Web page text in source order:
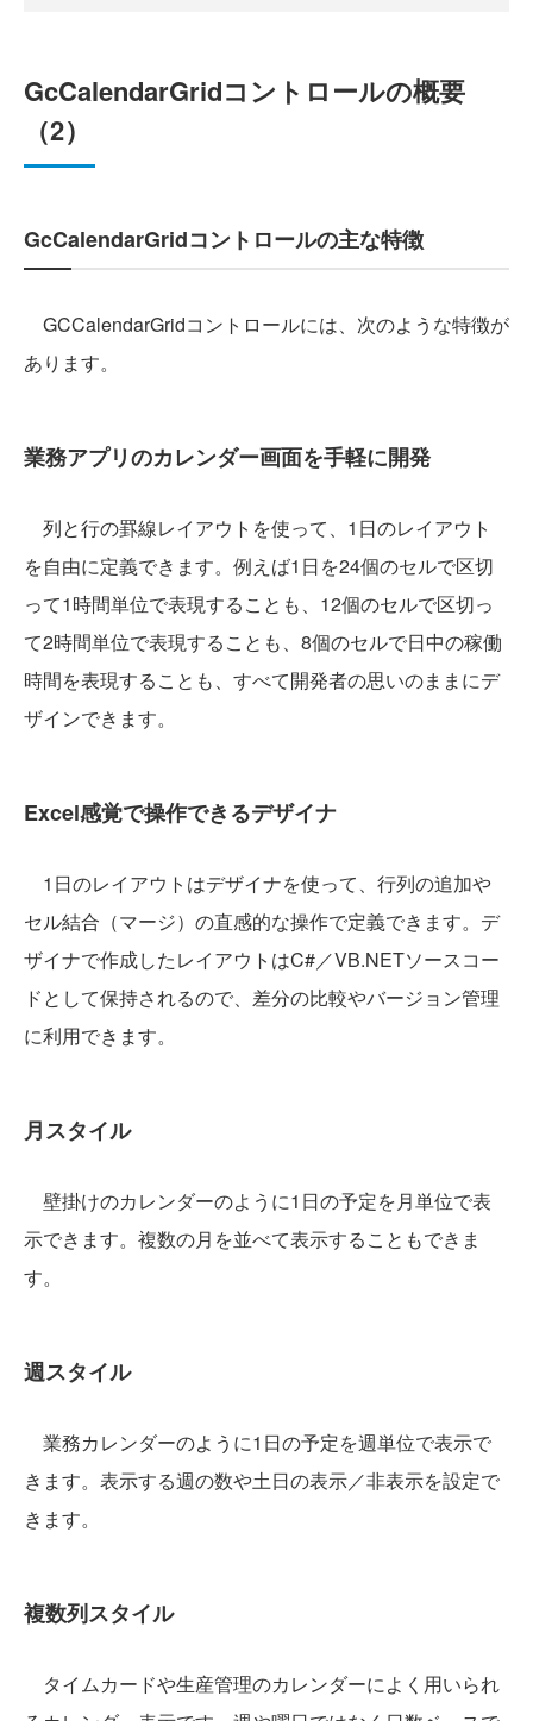
GcCalendarGridコントロールの概要
（2）
GcCalendarGridコントロールの主な特徴
GCCalendarGridコントロールには、次のような特徴が
あります。
業務アプリのカレンダー画面を手軽に開発
列と行の罫線レイアウトを使って、1日のレイアウト
を自由に定義できます。例えば1日を24個のセルで区切
って1時間単位で表現することも、12個のセルで区切っ
て2時間単位で表現することも、8個のセルで日中の稼働
時間を表現することも、すべて開発者の思いのままにデ
ザインできます。
Excel感覚で操作できるデザイナ
1日のレイアウトはデザイナを使って、行列の追加や
セル結合（マージ）の直感的な操作で定義できます。デ
ザイナで作成したレイアウトはC#／VB.NETソースコー
ドとして保持されるので、差分の比較やバージョン管理
に利用できます。
月スタイル
壁掛けのカレンダーのように1日の予定を月単位で表
示できます。複数の月を並べて表示することもできま
す。
週スタイル
業務カレンダーのように1日の予定を週単位で表示で
きます。表示する週の数や土日の表示／非表示を設定で
きます。
複数列スタイル
タイムカードや生産管理のカレンダーによく用いられ